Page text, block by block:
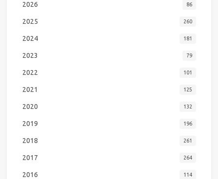
2026 86
2025 260
2024 181
2023 79
2022 101
2021 125
2020 132
2019 196
2018 261
2017 264
2016 114